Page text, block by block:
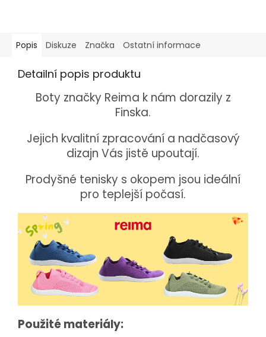
Popis Diskuze Značka Ostatní informace
Detailní popis produktu
Boty značky Reima k nám dorazily z
Finska.
Jejich kvalitní zpracování a nadčasový
dizajn Vás jistě upoutají.
Prodyšné tenisky s okopem jsou ideální
pro teplejší počasí.
Použité materiály: